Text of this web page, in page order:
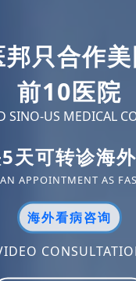
只合作
前10医院
SINO-US MEDICAL
天可转诊海
APPOINTMENT AS
海外看病咨询